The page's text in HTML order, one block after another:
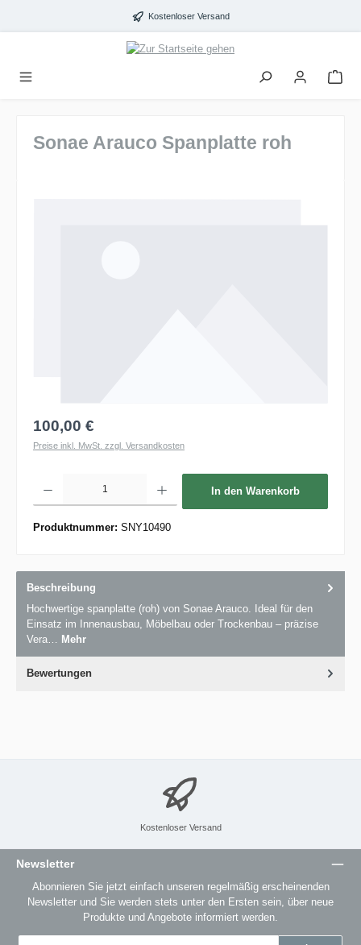
Kostenloser Versand
Sonae Arauco Spanplatte roh
100,00 €
Preise inkl. MwSt. zzgl. Versandkosten
In den Warenkorb
Produktnummer: SNY10490
Beschreibung
Hochwertige spanplatte (roh) von Sonae Arauco. Ideal für den
Einsatz im Innenausbau, Möbelbau oder Trockenbau – präzise
Vera… Mehr
Bewertungen
Kostenloser Versand
Newsletter
Abonnieren Sie jetzt einfach unseren regelmäßig erscheinenden
Newsletter und Sie werden stets unter den Ersten sein, über neue
Produkte und Angebote informiert werden.